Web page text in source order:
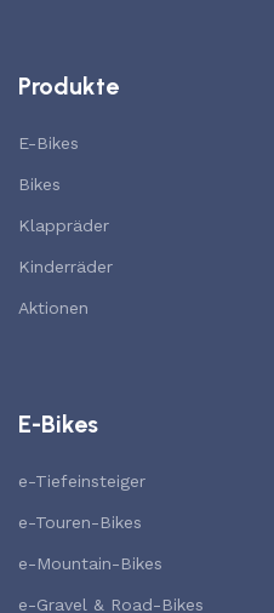
Produkte
E-Bikes
Bikes
Klappräder
Kinderräder
Aktionen
E-Bikes
e-Tiefeinsteiger
e-Touren-Bikes
e-Mountain-Bikes
e-Gravel & Road-Bikes